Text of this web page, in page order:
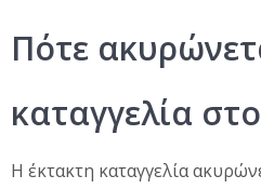
Πότε
καταγγελία
Η έκτακτη καταγγελία